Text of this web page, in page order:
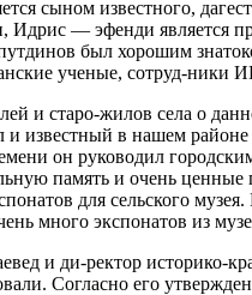
сыном известного,
— эфенди является
был хорошим
ученые, сотруд-
и старо-жилов села о
в нашем
он руководил
память и очень
для сельского
много экспонатов из
и ди-ректор историко-
Согласно его